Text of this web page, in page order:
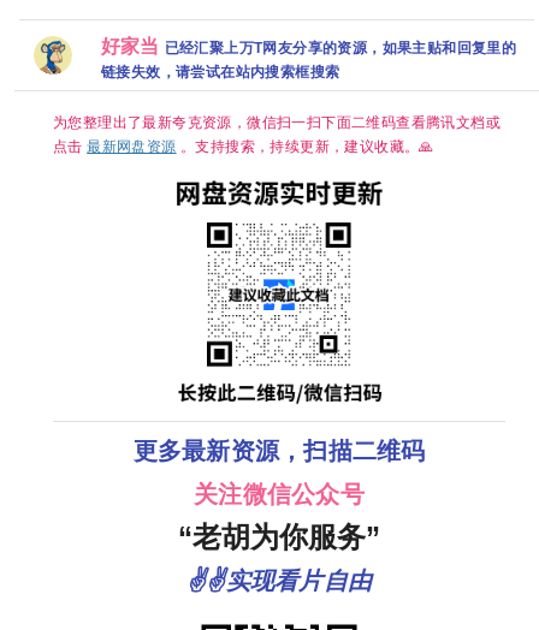
60.50FPS
S01杜比音效
HDR
HiveWeb/内
嵌简中字幕/
3GB】
夸克
中字【夸克百
度网盘+】
李昀锐
好家当 已经汇聚上万T网友分享的资源，如果主贴和回复里的
链接失效，请尝试在站内搜索框搜索
为您整理出了最新夸克资源，微信扫一扫下面二维码查看腾讯文档或
点击最新网盘资源 。支持搜索，持续更新，建议收藏。🙏
更多最新资源，扫描二维码
关注微信公众号
“老胡为你服务”
✌✌实现看片自由